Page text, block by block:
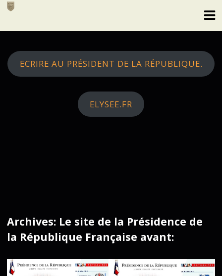
Skip
ECRIRE AU PRÉSIDENT DE LA RÉPUBLIQUE.
ELYSEE.FR
Archives: Le site de la Présidence de
la République Française avant: